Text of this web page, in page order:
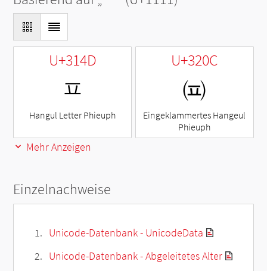
U+314D
ㅍ
Hangul Letter Phieuph
U+320C
㈌
Eingeklammertes Hangeul
Phieuph
Mehr Anzeigen
Einzelnachweise
Unicode-Datenbank - UnicodeData
Unicode-Datenbank - Abgeleitetes Alter